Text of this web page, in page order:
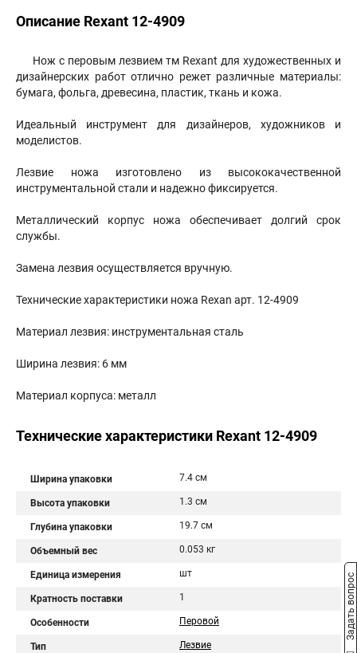
Описание Rexant 12-4909
Нож с перовым лезвием тм Rexant для художественных и
дизайнерских работ отлично режет различные материалы:
бумага, фольга, древесина, пластик, ткань и кожа.
Идеальный инструмент для дизайнеров, художников и
моделистов.
Лезвие ножа изготовлено из высококачественной
инструментальной стали и надежно фиксируется.
Металлический корпус ножа обеспечивает долгий срок
службы.
Замена лезвия осуществляется вручную.
Технические характеристики ножа Rexan арт. 12-4909
Материал лезвия: инструментальная сталь
Ширина лезвия: 6 мм
Материал корпуса: металл
Технические характеристики Rexant 12-4909
Ширина упаковки 7.4 см
Высота упаковки 1.3 см
Глубина упаковки 19.7 см
Объемный вес 0.053 кг
Единица измерения шт
Кратность поставки 1
Особенности Перовой
Тип Лезвие
Задать вопрос